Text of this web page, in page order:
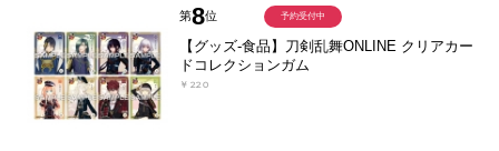
第8位
【グッズ-食品】刀剣乱舞ONLINE クリアカー
ドコレクションガム
￥220
予約受付中